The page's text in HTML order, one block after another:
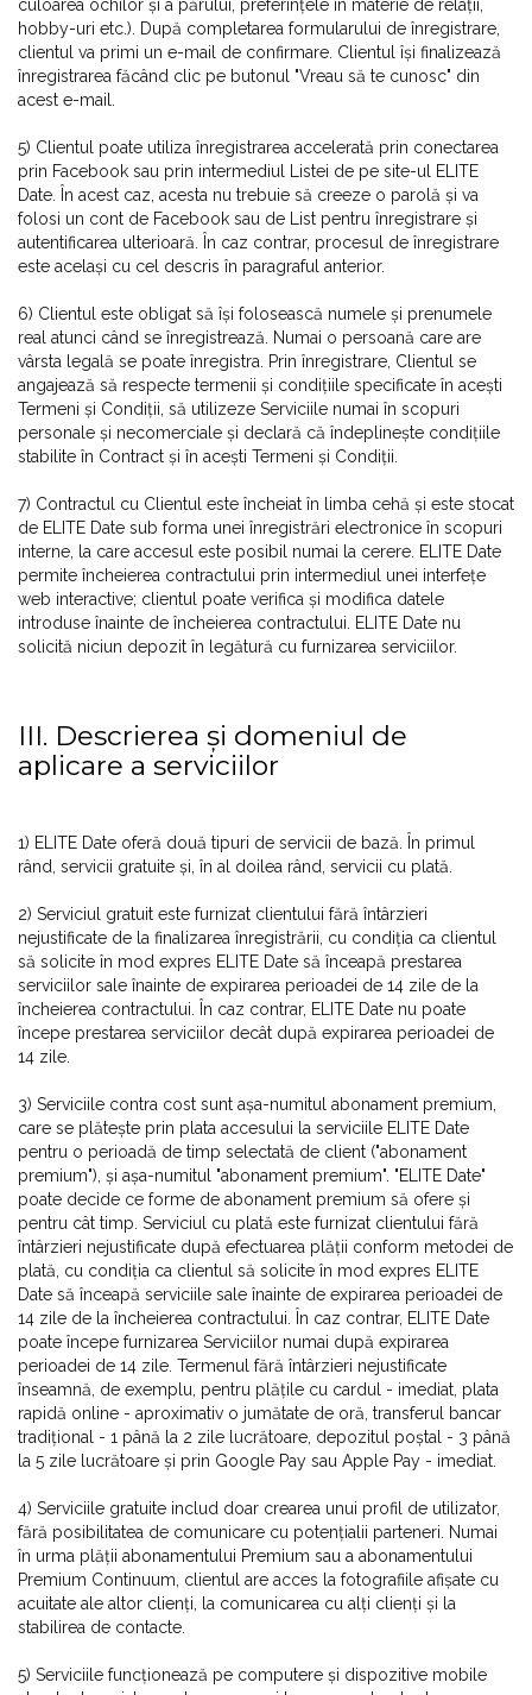
culoarea ochilor și a părului, preferințele în materie de relații,
hobby-uri etc.). După completarea formularului de înregistrare,
clientul va primi un e-mail de confirmare. Clientul își finalizează
înregistrarea făcând clic pe butonul "Vreau să te cunosc" din
acest e-mail.
5) Clientul poate utiliza înregistrarea accelerată prin conectarea
prin Facebook sau prin intermediul Listei de pe site-ul ELITE
Date. În acest caz, acesta nu trebuie să creeze o parolă și va
folosi un cont de Facebook sau de List pentru înregistrare și
autentificarea ulterioară. În caz contrar, procesul de înregistrare
este același cu cel descris în paragraful anterior.
6) Clientul este obligat să își folosească numele și prenumele
real atunci când se înregistrează. Numai o persoană care are
vârsta legală se poate înregistra. Prin înregistrare, Clientul se
angajează să respecte termenii și condițiile specificate în acești
Termeni și Condiții, să utilizeze Serviciile numai în scopuri
personale și necomerciale și declară că îndeplinește condițiile
stabilite în Contract și în acești Termeni și Condiții.
7) Contractul cu Clientul este încheiat în limba cehă și este stocat
de ELITE Date sub forma unei înregistrări electronice în scopuri
interne, la care accesul este posibil numai la cerere. ELITE Date
permite încheierea contractului prin intermediul unei interfețe
web interactive; clientul poate verifica și modifica datele
introduse înainte de încheierea contractului. ELITE Date nu
solicită niciun depozit în legătură cu furnizarea serviciilor.
III. Descrierea și domeniul de
aplicare a serviciilor
1) ELITE Date oferă două tipuri de servicii de bază. În primul
rând, servicii gratuite și, în al doilea rând, servicii cu plată.
2) Serviciul gratuit este furnizat clientului fără întârzieri
nejustificate de la finalizarea înregistrării, cu condiția ca clientul
să solicite în mod expres ELITE Date să înceapă prestarea
serviciilor sale înainte de expirarea perioadei de 14 zile de la
încheierea contractului. În caz contrar, ELITE Date nu poate
începe prestarea serviciilor decât după expirarea perioadei de
14 zile.
3) Serviciile contra cost sunt așa-numitul abonament premium,
care se plătește prin plata accesului la serviciile ELITE Date
pentru o perioadă de timp selectată de client ("abonament
premium"), și așa-numitul "abonament premium". "ELITE Date"
poate decide ce forme de abonament premium să ofere și
pentru cât timp. Serviciul cu plată este furnizat clientului fără
întârzieri nejustificate după efectuarea plății conform metodei de
plată, cu condiția ca clientul să solicite în mod expres ELITE
Date să înceapă serviciile sale înainte de expirarea perioadei de
14 zile de la încheierea contractului. În caz contrar, ELITE Date
poate începe furnizarea Serviciilor numai după expirarea
perioadei de 14 zile. Termenul fără întârzieri nejustificate
înseamnă, de exemplu, pentru plățile cu cardul - imediat, plata
rapidă online - aproximativ o jumătate de oră, transferul bancar
tradițional - 1 până la 2 zile lucrătoare, depozitul poștal - 3 până
la 5 zile lucrătoare și prin Google Pay sau Apple Pay - imediat.
4) Serviciile gratuite includ doar crearea unui profil de utilizator,
fără posibilitatea de comunicare cu potențialii parteneri. Numai
în urma plății abonamentului Premium sau a abonamentului
Premium Continuum, clientul are acces la fotografiile afișate cu
acuitate ale altor clienți, la comunicarea cu alți clienți și la
stabilirea de contacte.
5) Serviciile funcționează pe computere și dispozitive mobile